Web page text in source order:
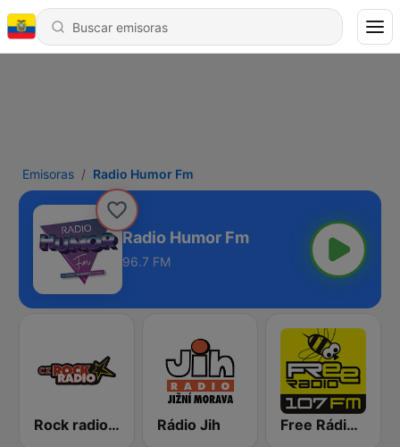
Emisoras Radio Humor Fm
Radio Humor Fm
96.7 FM
Rock radio – CZ Rock Rádio Jih Free Rádio 107 FM